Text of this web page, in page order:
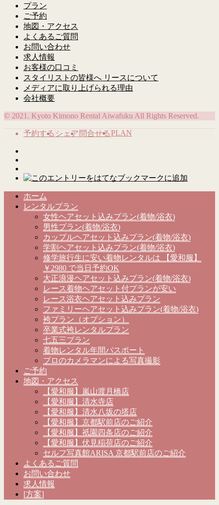
プラン
ご予約
地図・アクセス
よくあるご質問
お問い合わせ
求人情報
お客様の口コミ
スタイリストの皆様へ リースについて
メディアに取り上げられる理由
会社概要
© 2021. Kyoto Kimono Rental Aiwafuku All Rights Reserved.
予約する シェア 問合せるPLAN
ホーム
レンタルプラン
女性ヘアセット込みプラン(着物/浴衣)
男性プラン(着物/浴衣)
カップルヘアセット込みプラン(着物/浴衣)
学割ヘアセット込みプラン(着物/浴衣)
修学旅行生に安い着物レンタルは 【愛和服】
￥2980 で当日予約OK
大正浪漫ヘアセット込みプラン(着物/浴衣)
レース着物ヘアセット付プランが安い
レース浴衣ヘアセット込みプラン
ファミリーヘアセット込みプラン(着物/浴衣)
袴プラン（オプション）
卒業式袴レンタルプラン
七五三プラン
着物レンタル年間パスポート
プロのカメラマンによる写真撮影
ご予約
地図・アクセス
【愛和服】嵐山渡月橋店
【愛和服】清水寺店
【愛和服】清水八坂の塔店
【愛和服】京都駅前店のご紹介
【愛和服】祇園四条店のご紹介
【愛和服】伏見稲荷店のご紹介
セルフ写真館ARISA 京都駅前店のご紹介
よくあるご質問
お問い合わせ
求人情報
[方案]